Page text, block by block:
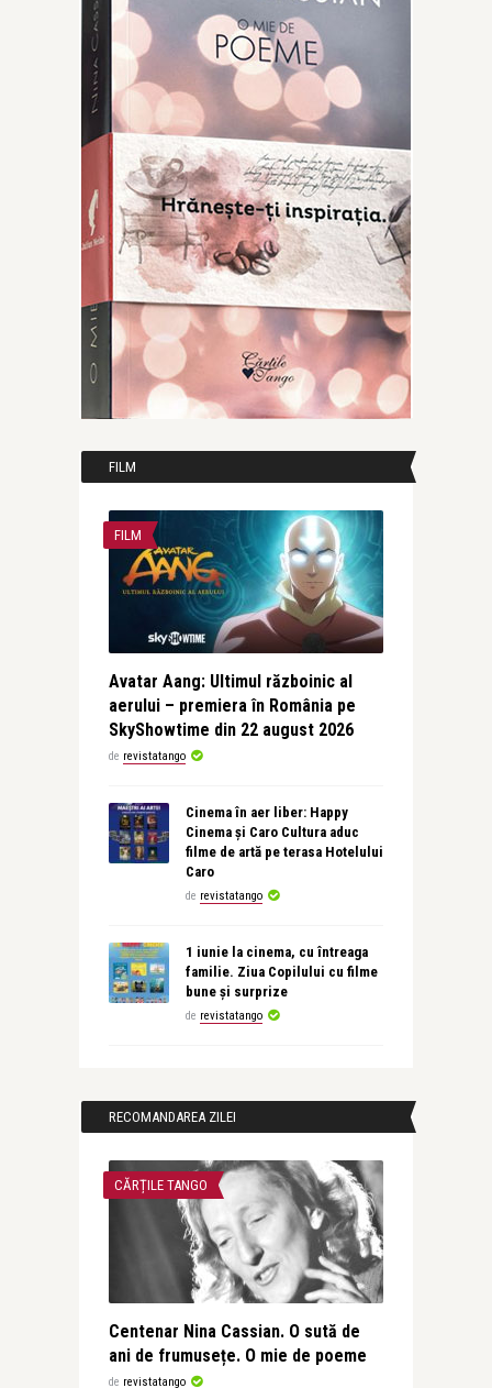
FILM
FILM
Avatar Aang: Ultimul războinic al
aerului – premiera în România pe
SkyShowtime din 22 august 2026
de revistatango
Cinema în aer liber: Happy
Cinema și Caro Cultura aduc
filme de artă pe terasa Hotelului
Caro
de revistatango
1 iunie la cinema, cu întreaga
familie. Ziua Copilului cu filme
bune și surprize
de revistatango
RECOMANDAREA ZILEI
CĂRȚILE TANGO
Centenar Nina Cassian. O sută de
ani de frumusețe. O mie de poeme
de revistatango